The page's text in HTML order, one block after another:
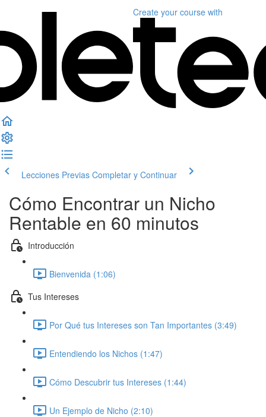
Create your course with
Lecciones Previas Completar y Continuar
Cómo Encontrar un Nicho
Rentable en 60 minutos
Introducción
Bienvenida (1:06)
Tus Intereses
Por Qué tus Intereses son Tan Importantes (3:49)
Entendiendo los Nichos (1:47)
Cómo Descubrir tus Intereses (1:44)
Un Ejemplo de Nicho (2:10)